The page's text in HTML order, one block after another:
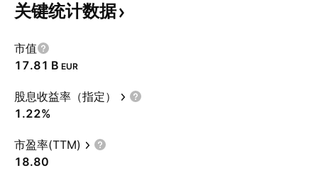
关键统计数据
市值
‪17.81 B‬ EUR
股息收益率（指定）
1.22%
市盈率(TTM)
18.80